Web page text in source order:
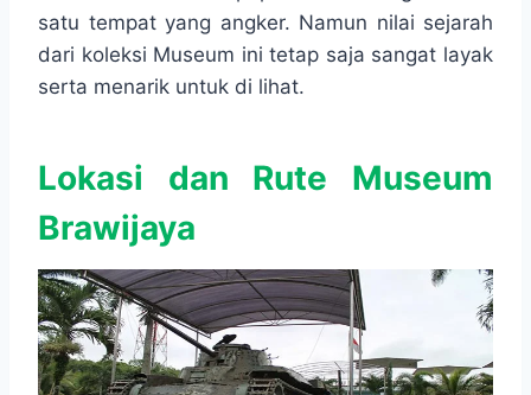
satu tempat yang angker. Namun nilai sejarah
dari koleksi Museum ini tetap saja sangat layak
serta menarik untuk di lihat.
Lokasi dan Rute Museum
Brawijaya